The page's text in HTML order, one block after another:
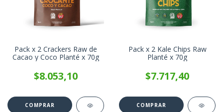
Pack x 2 Crackers Raw de
Cacao y Coco Planté x 70g
$8.053,10
Pack x 2 Kale Chips Raw
Planté x 70g
$7.717,40